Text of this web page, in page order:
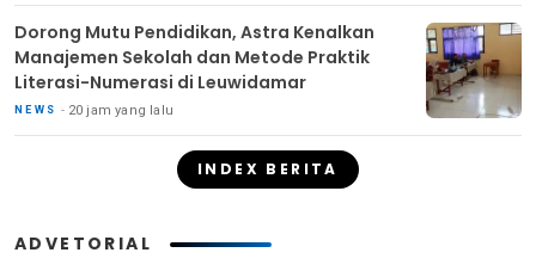
Dorong Mutu Pendidikan, Astra Kenalkan
Manajemen Sekolah dan Metode Praktik
Literasi-Numerasi di Leuwidamar
NEWS 20 jam yang lalu
INDEX BERITA
ADVETORIAL